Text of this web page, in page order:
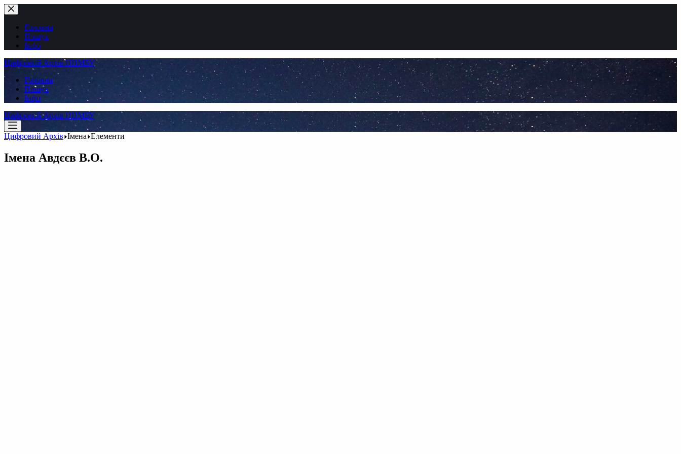
Перейти
до
вмістуГоловна
Пошук
Інфо
Цифровий Архів ННМБУ
Головна
Пошук
Інфо
Цифровий Архів ННМБУ
Цифровий Архів Імена Елементи
Імена Авдєєв В.О.